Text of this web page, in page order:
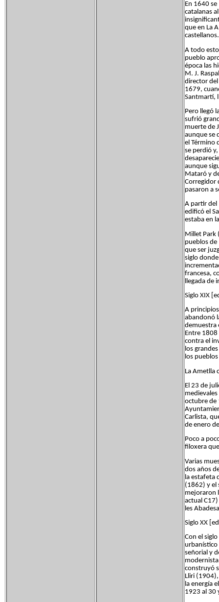
En 1640
catalanas
que en La
castellanos.
A todo
pueblo
época las
M. J.
director del
1679,
Santmartí,
Pero llegó
sufrió
muerte de
aunque se
el Término
se perdió
aunque
Mataró y
Corregidor
pasaron a
A partir del
edificó el
estaba en
Millet Park
pueblos
que ser
siglo
francesa,
llegada de
Siglo XIX
A
abandonó
demuestra
Entre 1808
contra el
los
los
La Ametlla
El 23 de
octubre de
Carlista,
de enero
Poco a
filoxera
Varias
dos años
la estafeta
(1862) y el
mejoraron
actual
les
Siglo XX
Con el
urbanístico
señorial y
construyó
Lliri
la energía
1923 al 30